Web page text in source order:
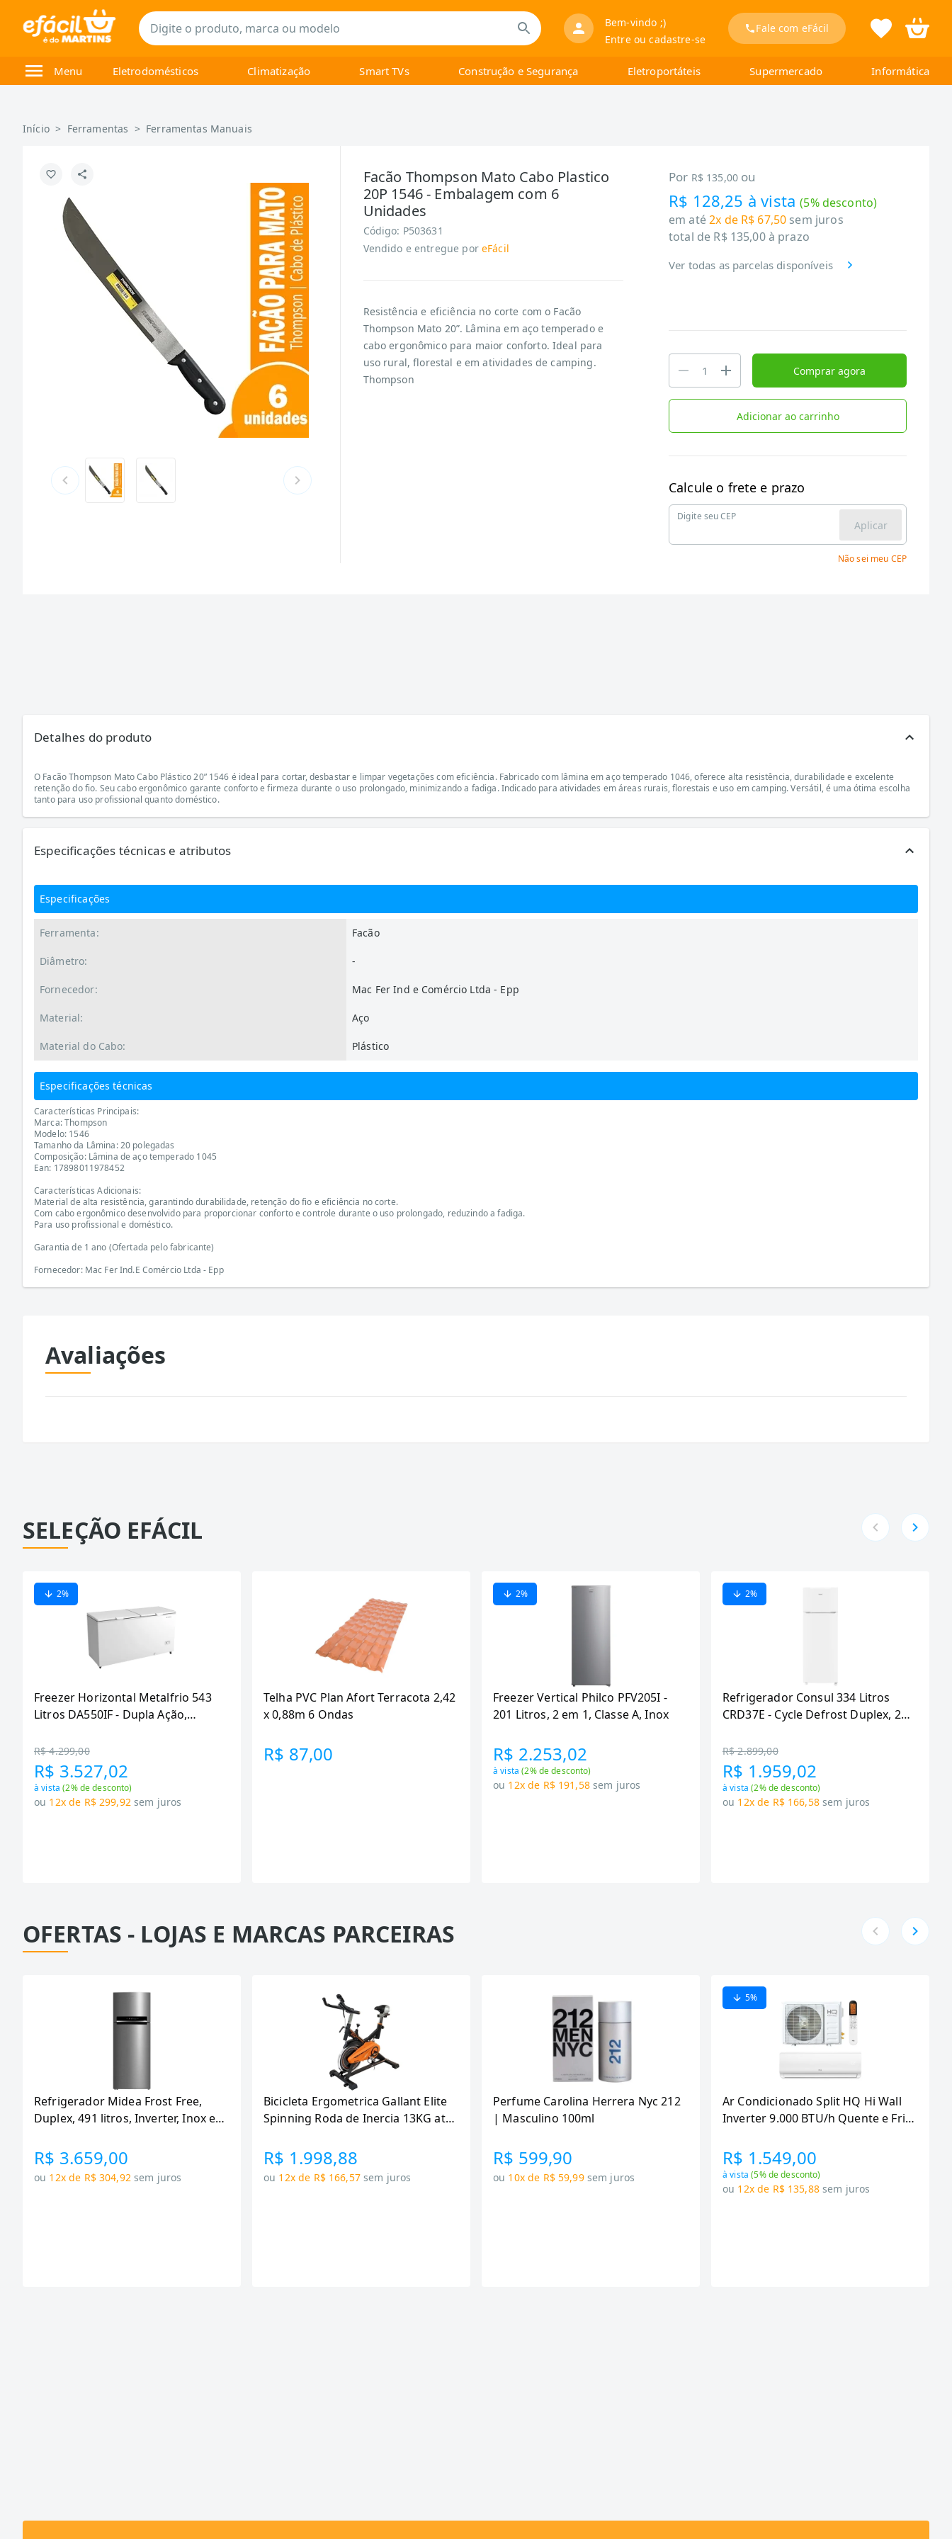
Bem-vindo ;)
Entre ou cadastre-se
Fale com eFácil
Menu Eletrodomésticos Climatização Smart TVs Construção e Segurança Eletroportáteis Supermercado Informática
Início > Ferramentas > Ferramentas Manuais
Facão Thompson Mato Cabo Plastico
20P 1546 - Embalagem com 6
Unidades
Código: P503631
Vendido e entregue por eFácil
Resistência e eficiência no corte com o Facão
Thompson Mato 20”. Lâmina em aço temperado e
cabo ergonômico para maior conforto. Ideal para
uso rural, florestal e em atividades de camping.
Thompson
Por R$ 135,00 ou
R$ 128,25 à vista(5% desconto)
em até2x de R$ 67,50 sem juros
total de R$ 135,00à prazo
Ver todas as parcelas disponíveis
Comprar agora
Adicionar ao carrinho
Calcule o frete e prazo
Digite seu CEP
Aplicar
Não sei meu CEP
Detalhes do produto
O Facão Thompson Mato Cabo Plástico 20” 1546 é ideal para cortar, desbastar e limpar vegetações com eficiência. Fabricado com lâmina em aço temperado 1046, oferece alta resistência, durabilidade e excelente
retenção do fio. Seu cabo ergonômico garante conforto e firmeza durante o uso prolongado, minimizando a fadiga. Indicado para atividades em áreas rurais, florestais e uso em camping. Versátil, é uma ótima escolha
tanto para uso profissional quanto doméstico.
Especificações técnicas e atributos
Especificações
Ferramenta: Facão
Diâmetro: -
Fornecedor: Mac Fer Ind e Comércio Ltda - Epp
Material: Aço
Material do Cabo: Plástico
Especificações técnicas
Características Principais:
Marca: Thompson
Modelo: 1546
Tamanho da Lâmina: 20 polegadas
Composição: Lâmina de aço temperado 1045
Ean: 17898011978452
Características Adicionais:
Material de alta resistência, garantindo durabilidade, retenção do fio e eficiência no corte.
Com cabo ergonômico desenvolvido para proporcionar conforto e controle durante o uso prolongado, reduzindo a fadiga.
Para uso profissional e doméstico.
Garantia de 1 ano (Ofertada pelo fabricante)
Fornecedor: Mac Fer Ind.E Comércio Ltda - Epp
Avaliações
SELEÇÃO EFÁCIL
2%
Freezer Horizontal Metalfrio 543
Litros DA550IF - Dupla Ação,
R$ 4.299,00
R$ 3.527,02
à vista(2% de desconto)
ou 12x de R$ 299,92 sem juros
Telha PVC Plan Afort Terracota 2,42
x 0,88m 6 Ondas
R$ 87,00
2%
Freezer Vertical Philco PFV205I -
201 Litros, 2 em 1, Classe A, Inox
R$ 2.253,02
à vista(2% de desconto)
ou 12x de R$ 191,58 sem juros
2%
Refrigerador Consul 334 Litros
CRD37E - Cycle Defrost Duplex, 2
R$ 2.899,00
R$ 1.959,02
à vista(2% de desconto)
ou 12x de R$ 166,58 sem juros
OFERTAS - LOJAS E MARCAS PARCEIRAS
Refrigerador Midea Frost Free,
Duplex, 491 litros, Inverter, Inox e
R$ 3.659,00
ou 12x de R$ 304,92 sem juros
Bicicleta Ergometrica Gallant Elite
Spinning Roda de Inercia 13KG ate
R$ 1.998,88
ou 12x de R$ 166,57 sem juros
Perfume Carolina Herrera Nyc 212
| Masculino 100ml
R$ 599,90
ou 10x de R$ 59,99 sem juros
5%
Ar Condicionado Split HQ Hi Wall
Inverter 9.000 BTU/h Quente e Frio
VIHT9KCH3S2S23 -
R$ 1.549,00
à vista(5% de desconto)
ou 12x de R$ 135,88 sem juros